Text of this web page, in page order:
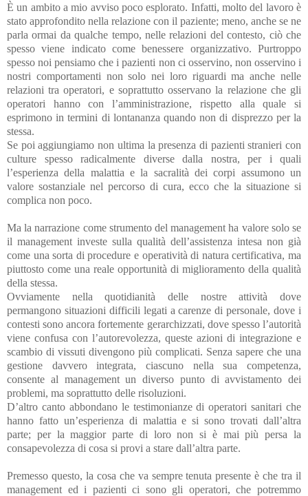
È un ambito a mio avviso poco esplorato. Infatti, molto del lavoro è
stato approfondito nella relazione con il paziente; meno, anche se ne
parla ormai da qualche tempo, nelle relazioni del contesto, ciò che
spesso viene indicato come benessere organizzativo. Purtroppo
spesso noi pensiamo che i pazienti non ci osservino, non osservino i
nostri comportamenti non solo nei loro riguardi ma anche nelle
relazioni tra operatori, e soprattutto osservano la relazione che gli
operatori hanno con l’amministrazione, rispetto alla quale si
esprimono in termini di lontananza quando non di disprezzo per la
stessa.
Se poi aggiungiamo non ultima la presenza di pazienti stranieri con
culture spesso radicalmente diverse dalla nostra, per i quali
l’esperienza della malattia e la sacralità dei corpi assumono un
valore sostanziale nel percorso di cura, ecco che la situazione si
complica non poco.
Ma la narrazione come strumento del management ha valore solo se
il management investe sulla qualità dell’assistenza intesa non già
come una sorta di procedure e operatività di natura certificativa, ma
piuttosto come una reale opportunità di miglioramento della qualità
della stessa.
Ovviamente nella quotidianità delle nostre attività dove
permangono situazioni difficili legati a carenze di personale, dove i
contesti sono ancora fortemente gerarchizzati, dove spesso l’autorità
viene confusa con l’autorevolezza, queste azioni di integrazione e
scambio di vissuti divengono più complicati. Senza sapere che una
gestione davvero integrata, ciascuno nella sua competenza,
consente al management un diverso punto di avvistamento dei
problemi, ma soprattutto delle risoluzioni.
D’altro canto abbondano le testimonianze di operatori sanitari che
hanno fatto un’esperienza di malattia e si sono trovati dall’altra
parte; per la maggior parte di loro non si è mai più persa la
consapevolezza di cosa si provi a stare dall’altra parte.
Premesso questo, la cosa che va sempre tenuta presente è che tra il
management ed i pazienti ci sono gli operatori, che potremmo